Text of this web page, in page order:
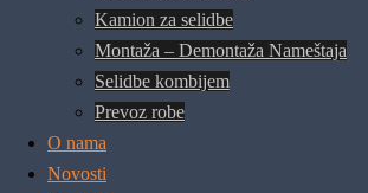
Kamion za selidbe
Montaža – Demontaža Nameštaja
Selidbe kombijem
Prevoz robe
O nama
Novosti